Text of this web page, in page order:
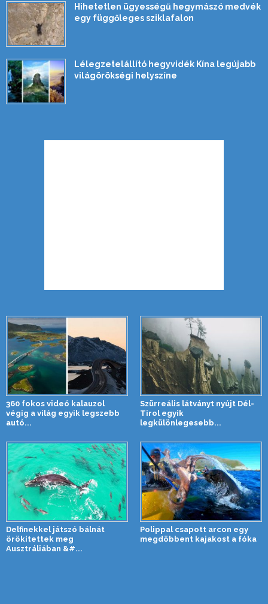
Hihetetlen ügyességű hegymászó medvék
egy függőleges sziklafalon
Lélegzetelállító hegyvidék Kína legújabb
világörökségi helyszíne
360 fokos videó kalauzol
végig a világ egyik legszebb
autó...
Szürreális látványt nyújt Dél-
Tirol egyik
legkülönlegesebb...
Delfinekkel játszó bálnát
örökítettek meg
Ausztráliában &#...
Polippal csapott arcon egy
megdöbbent kajakost a fóka